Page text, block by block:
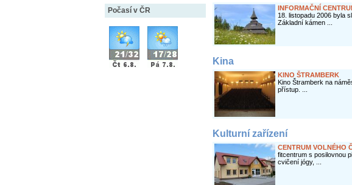
Počasí v ČR
INFORMAČNÍ
18. listopadu 2006 byla
Základní kámen ...
Kina
KINO ŠTRAMBERK
Kino Štramberk na
přístup. ...
Kulturní zařízení
CENTRUM VOLNÉHO
fitcentrum s posilovnou
cvičení jógy, ...